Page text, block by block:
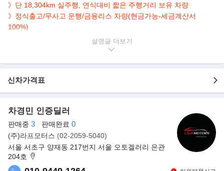
》단 18,304km 실주행, 연식대비 짧은 주행거리 보유 차량
》정식출고/무사고 운행/금융리스 차량(현금가능-세금계산서
100%)
- 18,304km 실주행
- 순백의 매력 화이트 바디
- 깔끔하게 관리된 내/외관 보유
- 바워스 & 윌킨스 사운드 시스템
- 530마력 4.4L V8 M 트윈파워 터보
▶BMW, 럭셔리·성능 다 잡은 뉴 M850 쿠페·그란쿠페 출시
설명글
신차가격표
차경민 인증딜러
판매중 3 판매완료 0
(주)라프모터스 (02-2059-5040)
서울 서초구 양재동 217번지 서울 오토겔러리 은관
204호